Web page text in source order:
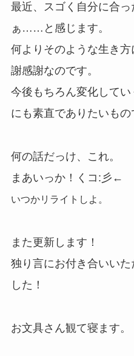
最近、スゴく自分に合
ぁ……と感じます。
何よりそのような生き
謝感謝なのです。
今後もちろん変化して
にも素直でありたいもの
何の話だっけ、これ。
まあいっか！くコ:彡←
いつかリライトしよ。
また更新します！
独り言にお付き合いい
した！
お文具さん観て寝ます。